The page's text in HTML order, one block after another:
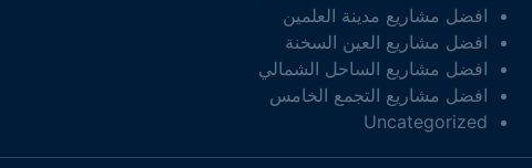
افضل مشاريع مدينة العلمين
افضل مشاريع العين السخنة
افضل مشاريع الساحل الشمالي
افضل مشاريع التجمع الخامس
Uncategorized